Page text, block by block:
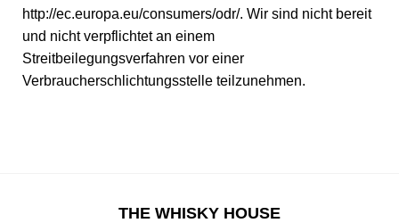
http://ec.europa.eu/consumers/odr/. Wir sind nicht bereit
und nicht verpflichtet an einem
Streitbeilegungsverfahren vor einer
Verbraucherschlichtungsstelle teilzunehmen.
THE WHISKY HOUSE